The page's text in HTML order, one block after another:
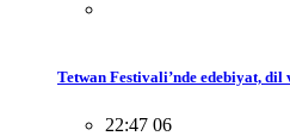
Tetwan Festivali’nde edebiyat, dil
22:47 06